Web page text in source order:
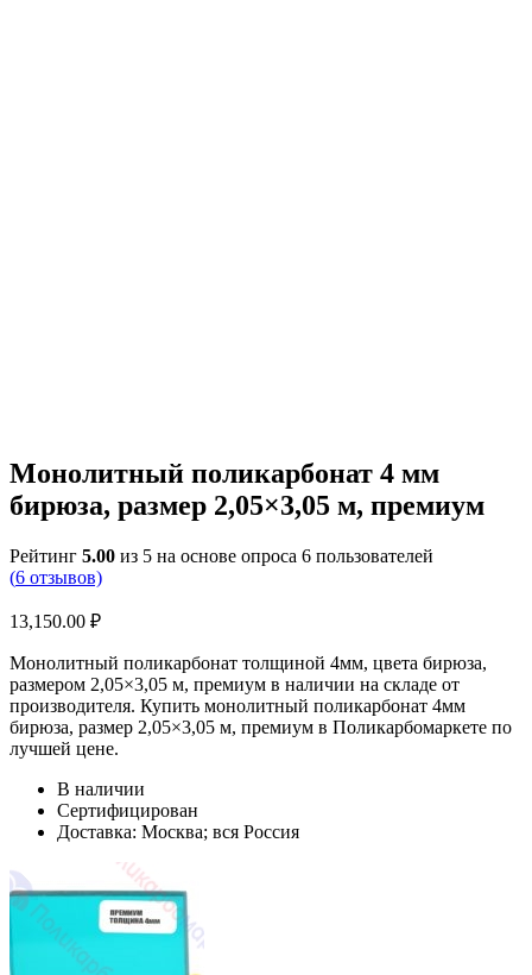
Монолитный поликарбонат 4 мм
бирюза, размер 2,05×3,05 м, премиум
Рейтинг 5.00 из 5 на основе опроса 6 пользователей
(6 отзывов)
13,150.00 ₽
Монолитный поликарбонат толщиной 4мм, цвета бирюза,
размером 2,05×3,05 м, премиум в наличии на складе от
производителя. Купить монолитный поликарбонат 4мм
бирюза, размер 2,05×3,05 м, премиум в Поликарбомаркете по
лучшей цене.
В наличии
Сертифицирован
Доставка: Москва; вся Россия